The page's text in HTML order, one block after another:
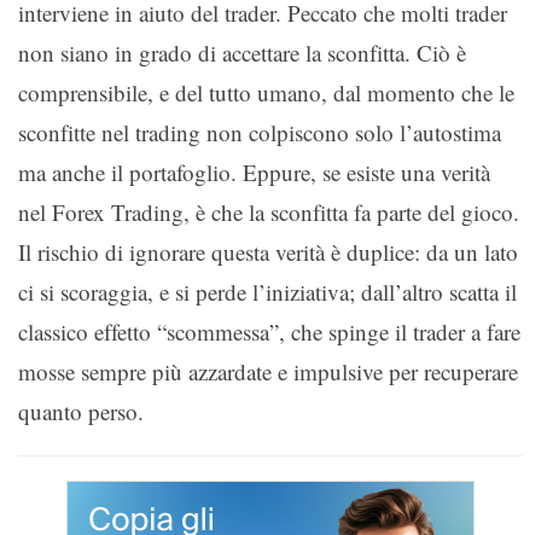
interviene in aiuto del trader. Peccato che molti trader
non siano in grado di accettare la sconfitta. Ciò è
comprensibile, e del tutto umano, dal momento che le
sconfitte nel trading non colpiscono solo l’autostima
ma anche il portafoglio. Eppure, se esiste una verità
nel Forex Trading, è che la sconfitta fa parte del gioco.
Il rischio di ignorare questa verità è duplice: da un lato
ci si scoraggia, e si perde l’iniziativa; dall’altro scatta il
classico effetto “scommessa”, che spinge il trader a fare
mosse sempre più azzardate e impulsive per recuperare
quanto perso.